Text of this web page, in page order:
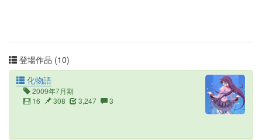
登場作品 (10)
化物語
2009年7月期
16
308 3,247 3